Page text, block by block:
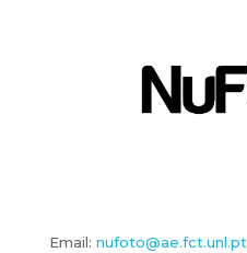
Email: nufoto@ae.fct.unl.pt